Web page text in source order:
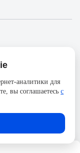
Acti 9
133
иметь
от реального
не несёт
товаров фотографиям,
аналитики для
вы соглашаетесь с